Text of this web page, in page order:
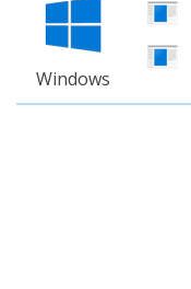
Windows